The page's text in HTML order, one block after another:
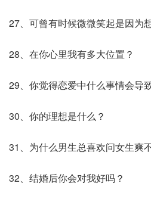
27、可曾有时候微微笑起是因为
28、在你心里我有多大位置？
29、你觉得恋爱中什么事情会导
30、你的理想是什么？
31、为什么男生总喜欢问女生爽
32、结婚后你会对我好吗？